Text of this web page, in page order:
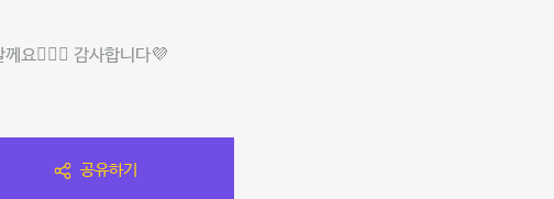
요🧘🏼‍♀️ 감사합니다💜
공유하기